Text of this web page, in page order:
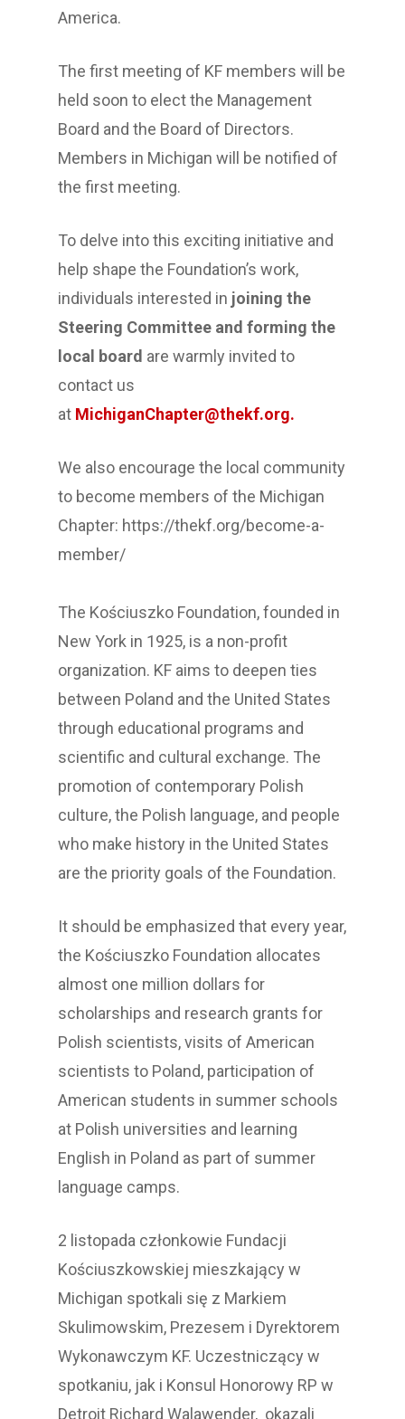
America.
The first meeting of KF members will be
held soon to elect the Management
Board and the Board of Directors.
Members in Michigan will be notified of
the first meeting.
To delve into this exciting initiative and
help shape the Foundation’s work,
individuals interested in joining the
Steering Committee and forming the
local board are warmly invited to
contact us
at MichiganChapter@thekf.org.
We also encourage the local community
to become members of the Michigan
Chapter: https://thekf.org/become-a-
member/
The Kościuszko Foundation, founded in
New York in 1925, is a non-profit
organization. KF aims to deepen ties
between Poland and the United States
through educational programs and
scientific and cultural exchange. The
promotion of contemporary Polish
culture, the Polish language, and people
who make history in the United States
are the priority goals of the Foundation.
It should be emphasized that every year,
the Kościuszko Foundation allocates
almost one million dollars for
scholarships and research grants for
Polish scientists, visits of American
scientists to Poland, participation of
American students in summer schools
at Polish universities and learning
English in Poland as part of summer
language camps.
2 listopada członkowie Fundacji
Kościuszkowskiej mieszkający w
Michigan spotkali się z Markiem
Skulimowskim, Prezesem i Dyrektorem
Wykonawczym KF. Uczestniczący w
spotkaniu, jak i Konsul Honorowy RP w
Detroit Richard Walawender, okazali